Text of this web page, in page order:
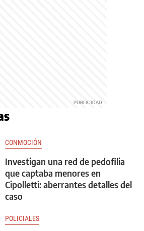
CONMOCIÓN
Investigan una red de pedofilia
que captaba menores en
Cipolletti: aberrantes detalles del
caso
POLICIALES